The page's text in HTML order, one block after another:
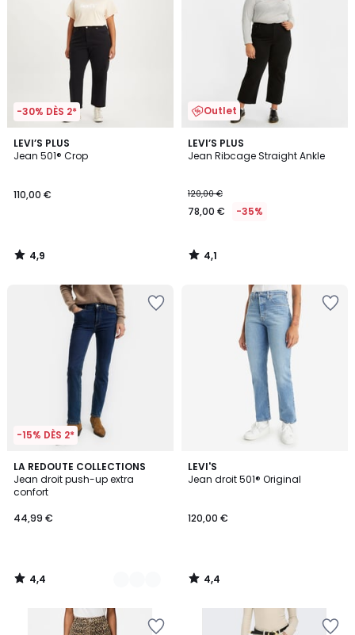
-30% DÈS 2*
LEVI’S PLUS
Jean 501® Crop
110,00 €
4,9
/ 5
4,9
/
Outlet
LEVI’S PLUS
Jean Ribcage Straight Ankle
120,00 €
78,00 € -35%
4,1
/ 5
4,1
/
-15% DÈS 2*
LA REDOUTE COLLECTIONS
Jean droit push-up extra
confort
44,99 €
4,4
/ 5
2
Couleurs
4,4
/
LEVI'S
Jean droit 501® Original
120,00 €
4,4
/ 5
4,4
/